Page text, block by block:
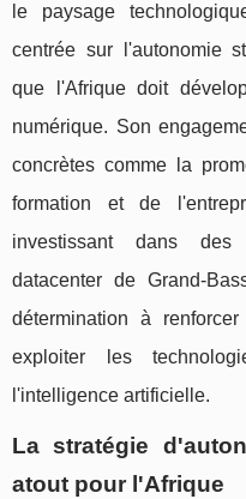
le paysage
centrée sur l'autonomie
que l'Afrique doit
numérique. Son
concrètes comme la
formation et de
investissant dans des
datacenter de Grand-
détermination à
exploiter les
l'intelligence artificielle.
La stratégie
atout pour l'Afrique